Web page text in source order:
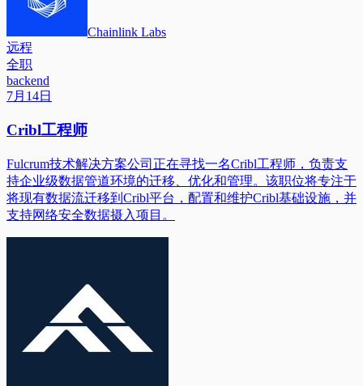
Chainlink Labs
远程
全职
backend
7月14日
Cribl工程师
Fulcrum技术解决方案公司正在寻找一名Cribl工程师，负责支
持企业级数据管道环境的迁移、优化和管理。该职位将专注于
将现有数据流迁移到Cribl平台，配置和维护Cribl基础设施，并
支持网络安全数据摄入项目。